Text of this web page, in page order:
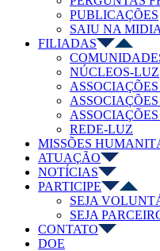
PUBLICAÇÕES
SAIU NA MIDIA
FILIADAS
NÚCLEOS-LUZ
REDE-LUZ
MISSÕES
ATUAÇÃO
NOTÍCIAS
PARTICIPE
SEJA
SEJA
CONTATO
DOE